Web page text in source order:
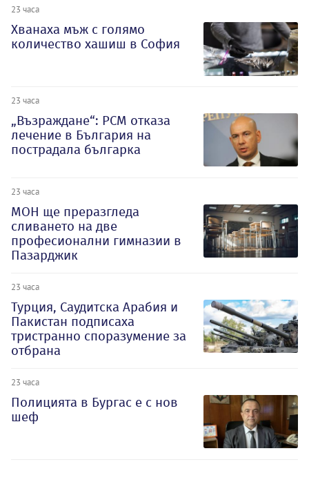
23 часа
Хванаха мъж с голямо
количество хашиш в София
23 часа
„Възраждане“: РСМ отказа
лечение в България на
пострадала българка
23 часа
МОН ще преразгледа
сливането на две
професионални гимназии в
Пазарджик
23 часа
Турция, Саудитска Арабия и
Пакистан подписаха
тристранно споразумение за
отбрана
23 часа
Полицията в Бургас е с нов
шеф